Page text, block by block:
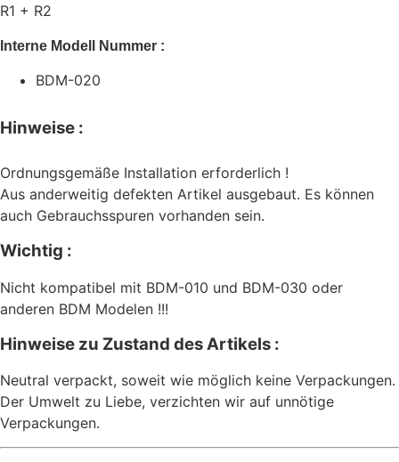
R1 + R2
Interne Modell Nummer :
BDM-020
Hinweise :
Ordnungsgemäße Installation erforderlich !
Aus anderweitig defekten Artikel ausgebaut. Es können
auch Gebrauchsspuren vorhanden sein.
Wichtig :
Nicht kompatibel mit BDM-010 und BDM-030 oder
anderen BDM Modelen !!!
Hinweise zu Zustand des Artikels :
Neutral verpackt, soweit wie möglich keine Verpackungen.
Der Umwelt zu Liebe, verzichten wir auf unnötige
Verpackungen.